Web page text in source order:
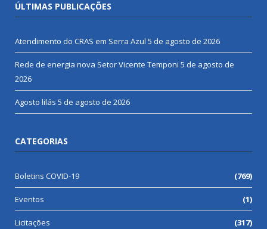
ÚLTIMAS PUBLICAÇÕES
Atendimento do CRAS em Serra Azul 5 de agosto de 2026
Rede de energia nova Setor Vicente Temponi 5 de agosto de
2026
Agosto lilás 5 de agosto de 2026
CATEGORIAS
Boletins COVID-19 (769)
Eventos (1)
Licitações (317)